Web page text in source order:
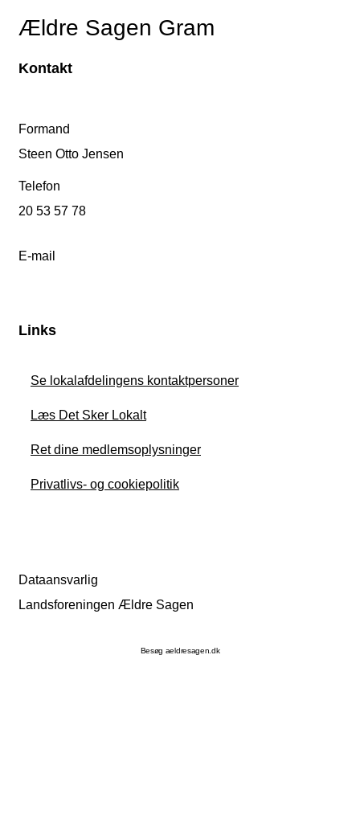
Ældre Sagen Gram
Kontakt
Formand
Steen Otto Jensen
Telefon
20 53 57 78
E-mail
Links
Se lokalafdelingens kontaktpersoner
Læs Det Sker Lokalt
Ret dine medlemsoplysninger
Privatlivs- og cookiepolitik
Dataansvarlig
Landsforeningen Ældre Sagen
Besøg aeldresagen.dk